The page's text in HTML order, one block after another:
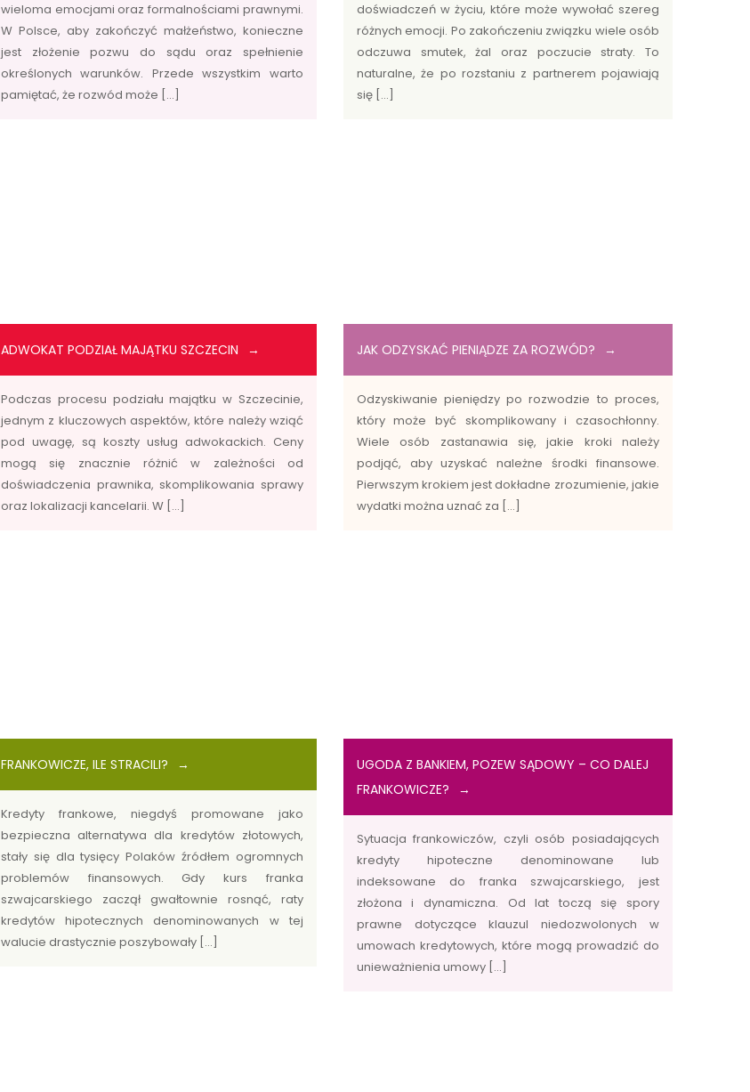
wieloma emocjami oraz formalnościami prawnymi.
W Polsce, aby zakończyć małżeństwo, konieczne
jest złożenie pozwu do sądu oraz spełnienie
określonych warunków. Przede wszystkim warto
pamiętać, że rozwód może […]
doświadczeń w życiu, które może wywołać szereg
różnych emocji. Po zakończeniu związku wiele osób
odczuwa smutek, żal oraz poczucie straty. To
naturalne, że po rozstaniu z partnerem pojawiają
się […]
ADWOKAT PODZIAŁ MAJĄTKU SZCZECIN
Podczas procesu podziału majątku w Szczecinie,
jednym z kluczowych aspektów, które należy wziąć
pod uwagę, są koszty usług adwokackich. Ceny
mogą się znacznie różnić w zależności od
doświadczenia prawnika, skomplikowania sprawy
oraz lokalizacji kancelarii. W […]
JAK ODZYSKAĆ PIENIĄDZE ZA ROZWÓD?
Odzyskiwanie pieniędzy po rozwodzie to proces,
który może być skomplikowany i czasochłonny.
Wiele osób zastanawia się, jakie kroki należy
podjąć, aby uzyskać należne środki finansowe.
Pierwszym krokiem jest dokładne zrozumienie, jakie
wydatki można uznać za […]
FRANKOWICZE, ILE STRACILI?
Kredyty frankowe, niegdyś promowane jako
bezpieczna alternatywa dla kredytów złotowych,
stały się dla tysięcy Polaków źródłem ogromnych
problemów finansowych. Gdy kurs franka
szwajcarskiego zaczął gwałtownie rosnąć, raty
kredytów hipotecznych denominowanych w tej
walucie drastycznie poszybowały […]
UGODA Z BANKIEM, POZEW SĄDOWY – CO DALEJ
FRANKOWICZE?
Sytuacja frankowiczów, czyli osób posiadających
kredyty hipoteczne denominowane lub
indeksowane do franka szwajcarskiego, jest
złożona i dynamiczna. Od lat toczą się spory
prawne dotyczące klauzul niedozwolonych w
umowach kredytowych, które mogą prowadzić do
unieważnienia umowy […]